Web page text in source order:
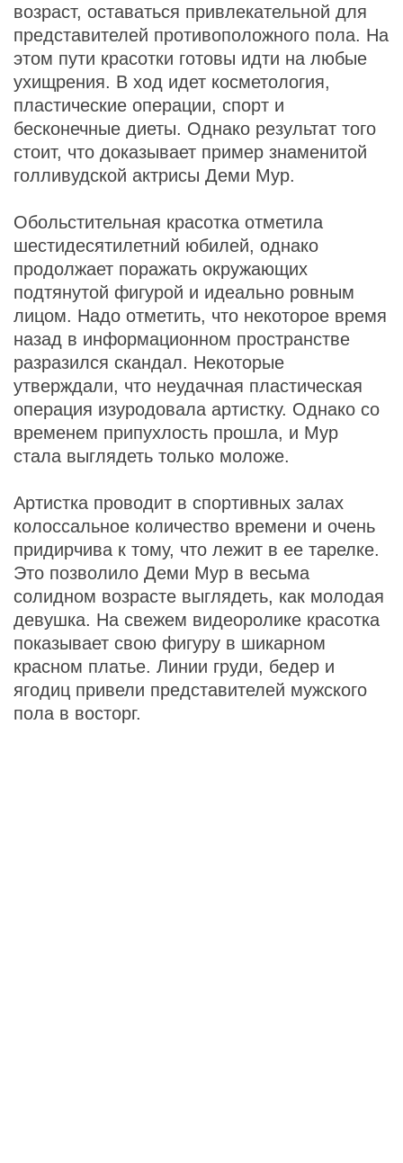
возраст, оставаться привлекательной для
представителей противоположного пола. На
этом пути красотки готовы идти на любые
ухищрения. В ход идет косметология,
пластические операции, спорт и
бесконечные диеты. Однако результат того
стоит, что доказывает пример знаменитой
голливудской актрисы Деми Мур.
Обольстительная красотка отметила
шестидесятилетний юбилей, однако
продолжает поражать окружающих
подтянутой фигурой и идеально ровным
лицом. Надо отметить, что некоторое время
назад в информационном пространстве
разразился скандал. Некоторые
утверждали, что неудачная пластическая
операция изуродовала артистку. Однако со
временем припухлость прошла, и Мур
стала выглядеть только моложе.
Артистка проводит в спортивных залах
колоссальное количество времени и очень
придирчива к тому, что лежит в ее тарелке.
Это позволило Деми Мур в весьма
солидном возрасте выглядеть, как молодая
девушка. На свежем видеоролике красотка
показывает свою фигуру в шикарном
красном платье. Линии груди, бедер и
ягодиц привели представителей мужского
пола в восторг.